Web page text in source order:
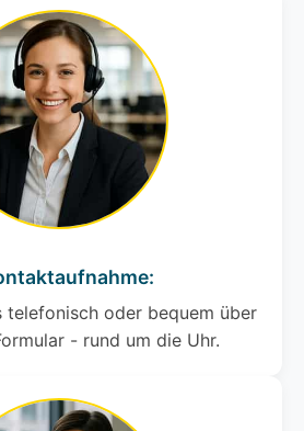
telefonisch oder bequem über
- rund um die Uhr.